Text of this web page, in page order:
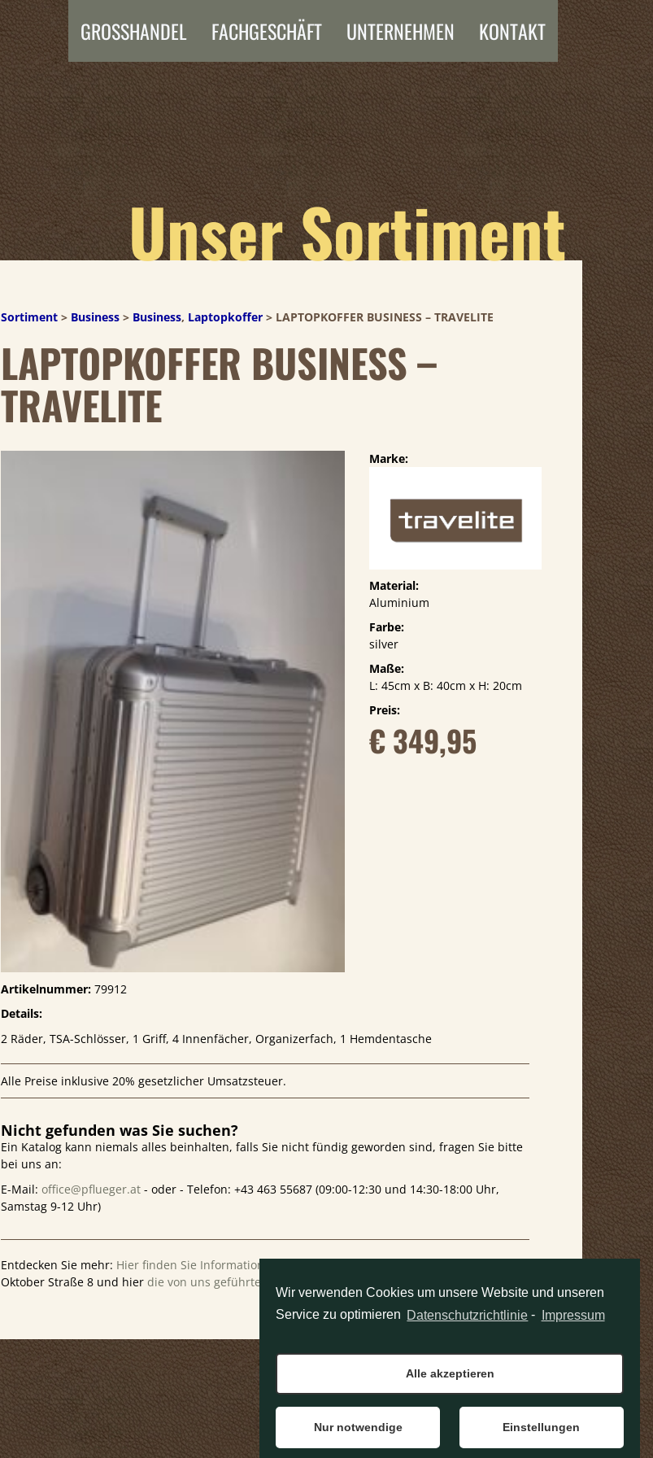
GROSSHANDEL FACHGESCHÄFT UNTERNEHMEN KONTAKT
Unser Sortiment
Sortiment> Business> Business, Laptopkoffer> LAPTOPKOFFER BUSINESS – TRAVELITE
LAPTOPKOFFER BUSINESS –
TRAVELITE
Artikelnummer:79912
Marke:
Material:
Aluminium
Farbe:
silver
Maße:
L: 45cm x B: 40cm x H: 20cm
Preis:
€ 349,95
Details:
2 Räder, TSA-Schlösser, 1 Griff, 4 Innenfächer, Organizerfach, 1 Hemdentasche
Alle Preise inklusive 20% gesetzlicher Umsatzsteuer.
Nicht gefunden was Sie suchen?
Ein Katalog kann niemals alles beinhalten, falls Sie nicht fündig geworden sind, fragen Sie bitte
bei uns an:
E-Mail: office@pflueger.at- oder - Telefon: +43 463 55687 (09:00-12:30 und 14:30-18:00 Uhr,
Samstag 9-12 Uhr)
Entdecken Sie mehr: Hier finden Sie Informationen zu unserem Ladengeschaft
Oktober Straße 8 und hier die von uns geführten Marken
IMPRESSUM KONTAKT
Wir verwenden Cookies um unsere Website und unseren
Service zu optimieren Datenschutzrichtlinie - Impressum
Alle akzeptieren
Nur notwendige Einstellungen